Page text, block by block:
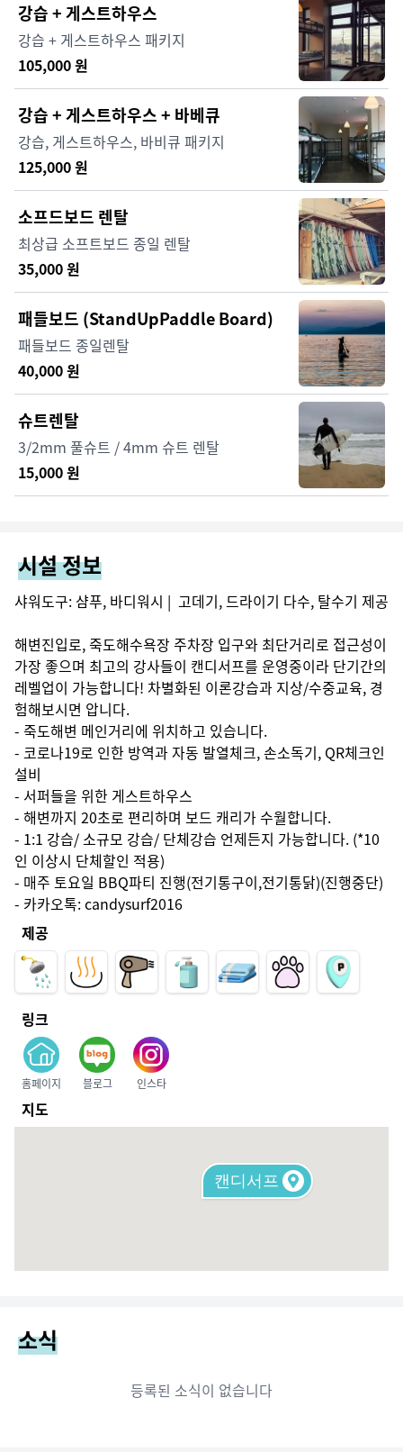
시설 정보
샤워도구: 샴푸, 바디워시 |  고데기, 드라이기 다수, 탈수기 제공
해변진입로, 죽도해수욕장 주차장 입구와 최단거리로 접근성이
가장 좋으며 최고의 강사들이 캔디서프를 운영중이라 단기간의
레벨업이 가능합니다! 차별화된 이론강습과 지상/수중교육, 경
험해보시면 압니다.
- 죽도해변 메인거리에 위치하고 있습니다.
- 코로나19로 인한 방역과 자동 발열체크, 손소독기, QR체크인
설비
- 서퍼들을 위한 게스트하우스
- 해변까지 20초로 편리하며 보드 캐리가 수월합니다.
- 1:1 강습/ 소규모 강습/ 단체강습 언제든지 가능합니다. (*10
인 이상시 단체할인 적용)
- 매주 토요일 BBQ파티 진행(전기통구이,전기통닭)(진행중단)
- 카카오톡: candysurf2016
제공
링크
홈페이지 블로그 인스타
지도
캔디서프
강습 + 게스트하우스
강습 + 게스트하우스 패키지
105,000원
강습 + 게스트하우스 + 바베큐
강습, 게스트하우스, 바비큐 패키지
125,000원
소프드보드 렌탈
최상급 소프트보드 종일 렌탈
35,000원
패들보드 (StandUpPaddle Board)
패들보드 종일렌탈
40,000원
슈트렌탈
3/2mm 풀슈트 / 4mm 슈트 렌탈
15,000원
소식
등록된 소식이 없습니다